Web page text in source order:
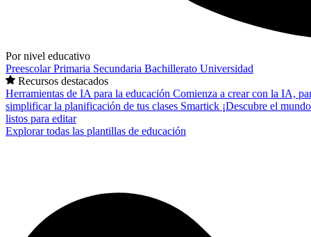
Por nivel educativo
PreescolarPrimaria Secundaria Bachillerato Universidad
Recursos destacados
Herramientas de IA para la educación Comienza a crear con la IA,
simplificar la planificación de tus clases Smartick ¡Descubre el
listos para editar
Explorar todas las plantillas de educación